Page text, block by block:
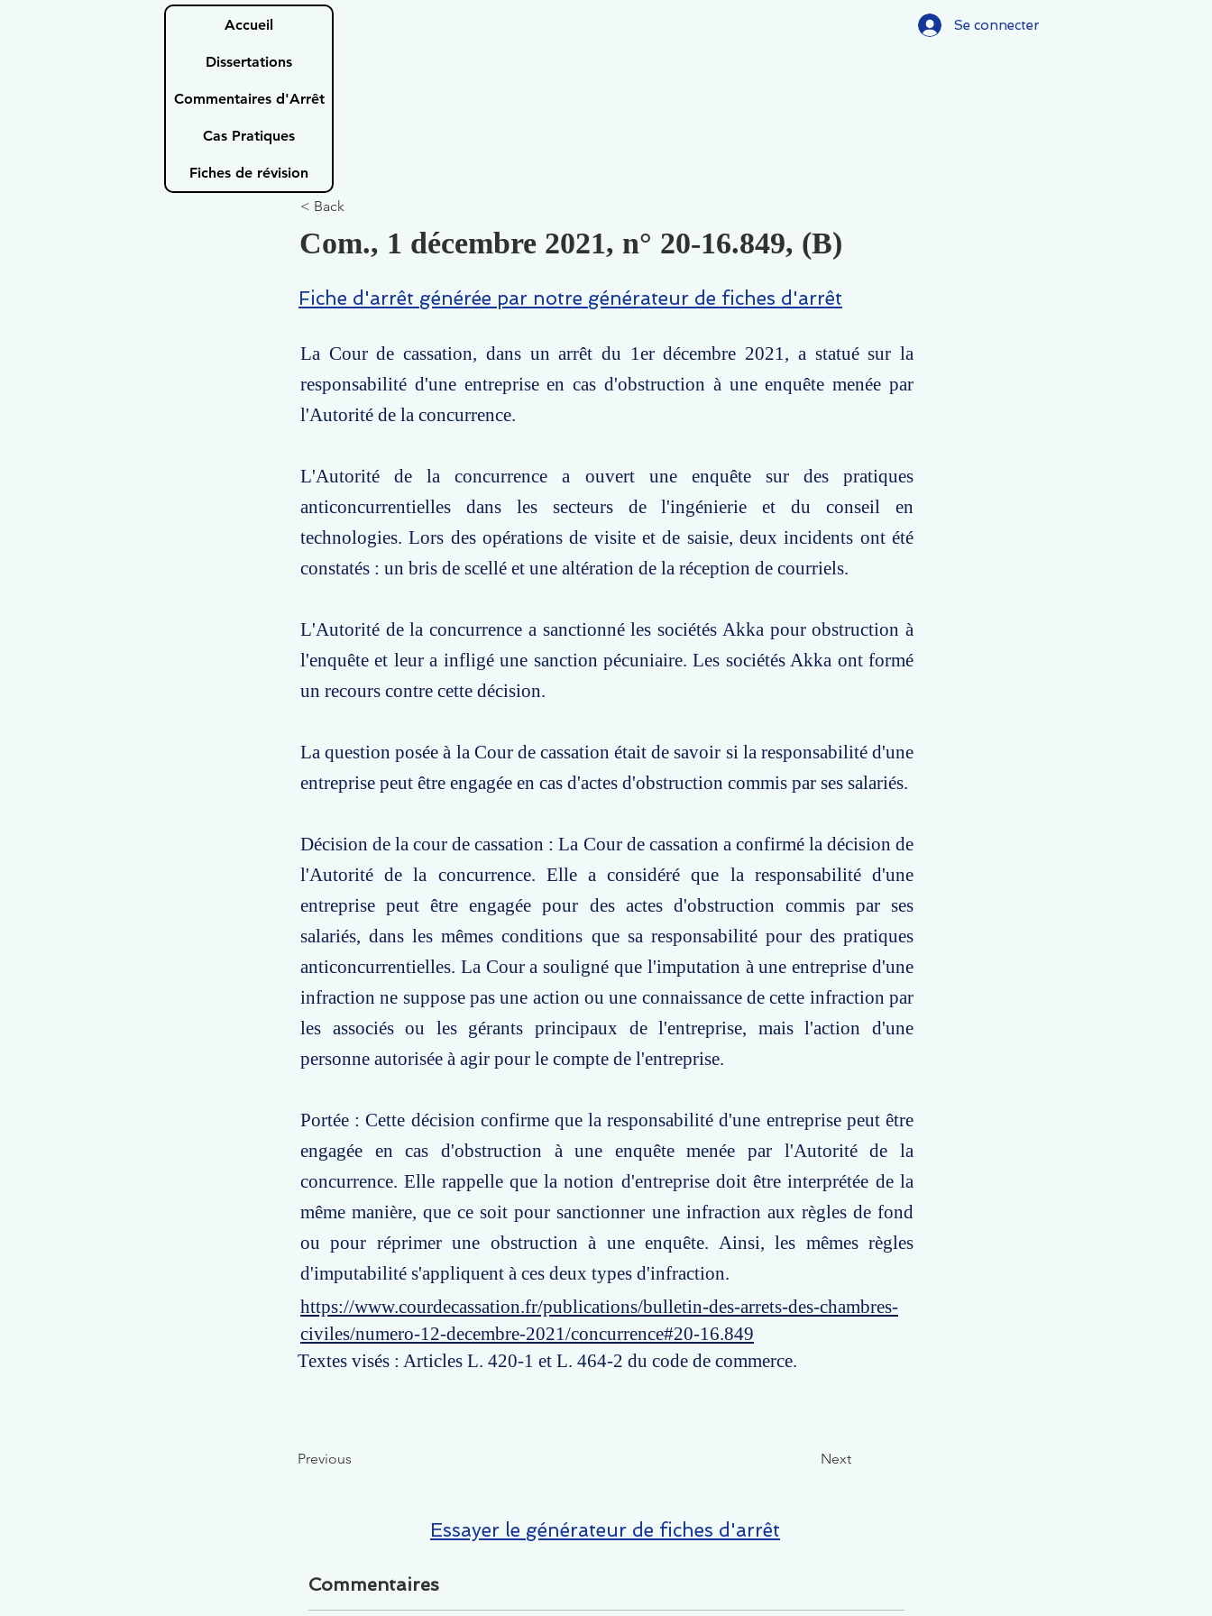
Accueil
Dissertations
Commentaires d'Arrêt
Cas Pratiques
Fiches de révision
Se connecter
< Back
Com., 1 décembre 2021, n° 20-16.849, (B)
Fiche d'arrêt générée par notre générateur de fiches d'arrêt
La Cour de cassation, dans un arrêt du 1er décembre 2021, a statué sur la
responsabilité d'une entreprise en cas d'obstruction à une enquête menée par
l'Autorité de la concurrence.
L'Autorité de la concurrence a ouvert une enquête sur des pratiques
anticoncurrentielles dans les secteurs de l'ingénierie et du conseil en
technologies. Lors des opérations de visite et de saisie, deux incidents ont été
constatés : un bris de scellé et une altération de la réception de courriels.
L'Autorité de la concurrence a sanctionné les sociétés Akka pour obstruction à
l'enquête et leur a infligé une sanction pécuniaire. Les sociétés Akka ont formé
un recours contre cette décision.
La question posée à la Cour de cassation était de savoir si la responsabilité d'une
entreprise peut être engagée en cas d'actes d'obstruction commis par ses salariés.
Décision de la cour de cassation : La Cour de cassation a confirmé la décision de
l'Autorité de la concurrence. Elle a considéré que la responsabilité d'une
entreprise peut être engagée pour des actes d'obstruction commis par ses
salariés, dans les mêmes conditions que sa responsabilité pour des pratiques
anticoncurrentielles. La Cour a souligné que l'imputation à une entreprise d'une
infraction ne suppose pas une action ou une connaissance de cette infraction par
les associés ou les gérants principaux de l'entreprise, mais l'action d'une
personne autorisée à agir pour le compte de l'entreprise.
Portée : Cette décision confirme que la responsabilité d'une entreprise peut être
engagée en cas d'obstruction à une enquête menée par l'Autorité de la
concurrence. Elle rappelle que la notion d'entreprise doit être interprétée de la
même manière, que ce soit pour sanctionner une infraction aux règles de fond
ou pour réprimer une obstruction à une enquête. Ainsi, les mêmes règles
d'imputabilité s'appliquent à ces deux types d'infraction.
https://www.courdecassation.fr/publications/bulletin-des-arrets-des-chambres-
civiles/numero-12-decembre-2021/concurrence#20-16.849
Textes visés : Articles L. 420-1 et L. 464-2 du code de commerce.
Previous Next
Essayer le générateur de fiches d'arrêt
Commentaires